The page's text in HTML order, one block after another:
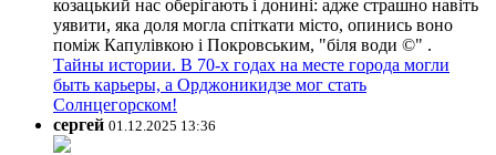
козацький нас оберігають і донині: адже страшно навіть
уявити, яка доля могла спіткати місто, опинись воно
поміж Капулівкою і Покровським, "біля води ©" .
Тайны истории. В 70-х годах на месте города могли
быть карьеры, а Орджоникидзе мог стать
Солнцегорском!
сергей 01.12.2025 13:36